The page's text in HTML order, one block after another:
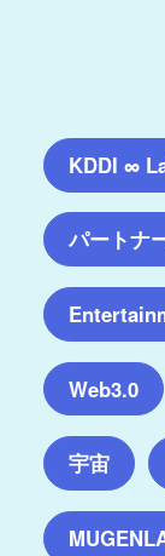
KDDI ∞
パートナ
Web3.0
宇宙